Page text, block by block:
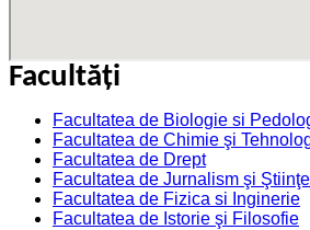
Facultăţi
Facultatea de Biologie si
Facultatea de Chimie şi
Facultatea de Drept
Facultatea de Jurnalism şi
Facultatea de Fizica si Inginerie
Facultatea de Istorie şi Filosofie